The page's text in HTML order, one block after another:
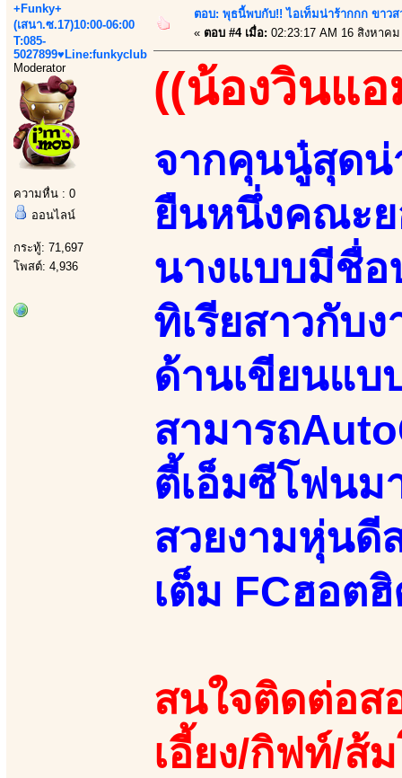
+Funky+
(เสนา.ซ.17)10:00-06:00
T:085-
5027899♥Line:funkyclub
Moderator
ความหื่น : 0
ออนไลน์
กระทู้: 71,697
โพสต์: 4,936
ตอบ: พุธนี้พบกับ!! ไอเท็มน่าร้ากกก ขาว
« ตอบ #4 เมื่อ: 02:23:17 AM 16 สิงหาคม
((น้องวินแอ
จากคุนนู๋สุดน่
ยืนหนึ่งคณะย
นางแบบมีชื่อ
ทิเรียสาวกับ
ด้านเขียนแบ
สามารถ
ตี้เอ็มซีโฟนม
สวยงามหุ่นดี
เต็ม FCฮอต
สนใจติดต่อส
เอี้ยง/กิฟท์/ส้